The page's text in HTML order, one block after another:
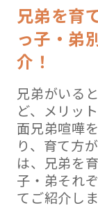
兄弟を育
っ子・弟
介！
兄弟がいる
ど、メリッ
面兄弟喧嘩
り、育て方
は、兄弟を
子・弟それ
てご紹介しま